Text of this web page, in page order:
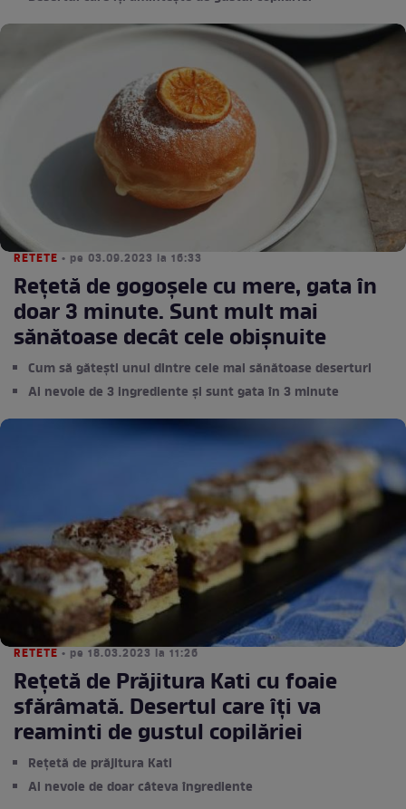
RETETE • pe 03.09.2023 la 16:33
Rețetă de gogoșele cu mere, gata în
doar 3 minute. Sunt mult mai
sănătoase decât cele obișnuite
Cum să gătești unul dintre cele mai sănătoase deserturi
Ai nevoie de 3 ingrediente și sunt gata în 3 minute
RETETE • pe 18.03.2023 la 11:26
Rețetă de Prăjitura Kati cu foaie
sfărâmată. Desertul care îți va
reaminti de gustul copilăriei
Rețetă de prăjitura Kati
Ai nevoie de doar câteva îngrediente